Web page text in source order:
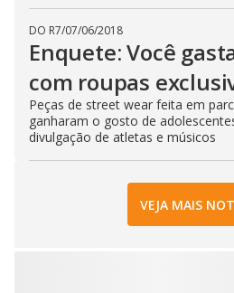
DO R7/07/06/2018
Enquete: Você
com roupas
Peças de street wear feita em
ganharam o gosto de
divulgação de atletas e músicos
VEJA MAIS